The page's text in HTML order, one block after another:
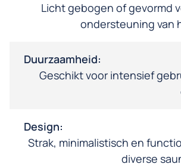
Licht gebogen of gevormd
ondersteuning van
Duurzaamheid:
Geschikt voor intensief
Design:
Strak, minimalistisch en
diverse